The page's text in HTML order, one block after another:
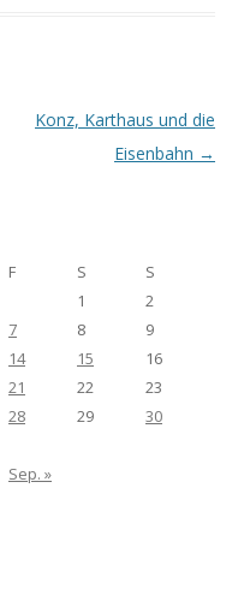
Konz, Karthaus und die
Eisenbahn →
F S
S
1
2
7 8
9
14 15
16
21 22
23
28 29
30
Sep. »